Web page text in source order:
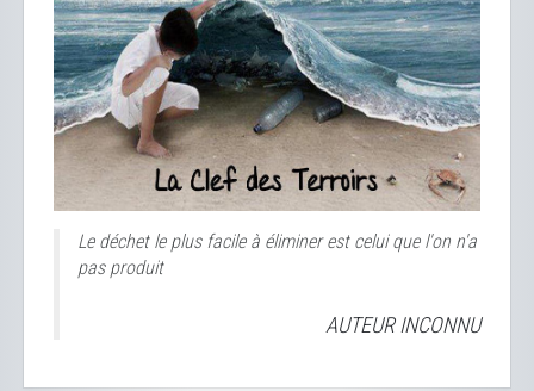
Le déchet le plus facile à éliminer est celui que l'on n'a
pas produit
AUTEUR INCONNU